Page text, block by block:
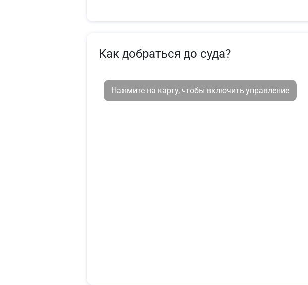
Как добраться до суда?
Нажмите на карту, чтобы включить управление